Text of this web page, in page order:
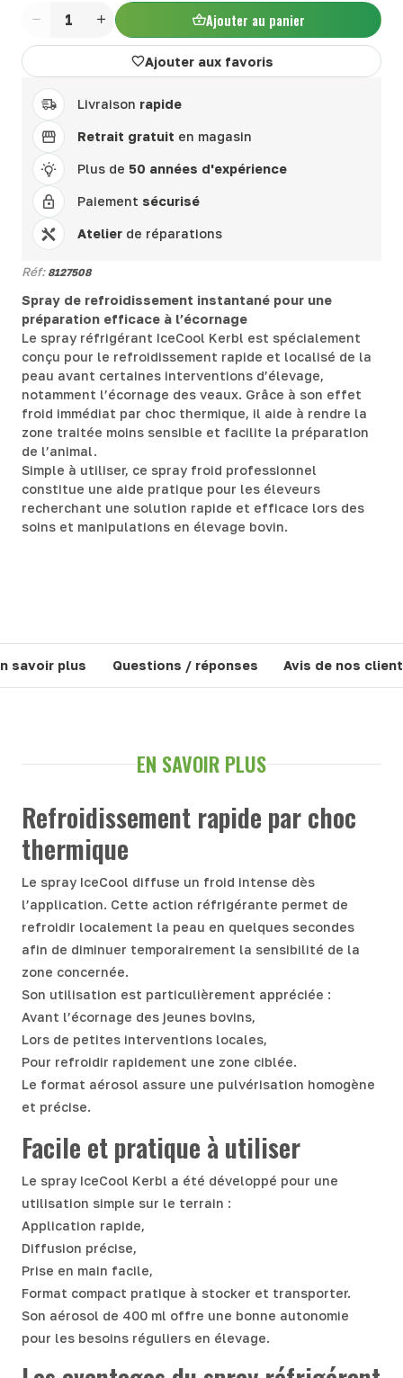
Quantité Ajouter au panier
Ajouter aux favoris
Livraison rapide
Retrait gratuit en magasin
Plus de 50 années d'expérience
Paiement sécurisé
Atelier de réparations
Réf: 8127508
Spray de refroidissement instantané pour une
préparation efficace à l’écornage
Le spray réfrigérant IceCool Kerbl est spécialement
conçu pour le refroidissement rapide et localisé de la
peau avant certaines interventions d’élevage,
notamment l’écornage des veaux. Grâce à son effet
froid immédiat par choc thermique, il aide à rendre la
zone traitée moins sensible et facilite la préparation
de l’animal.
Simple à utiliser, ce spray froid professionnel
constitue une aide pratique pour les éleveurs
recherchant une solution rapide et efficace lors des
soins et manipulations en élevage bovin.
savoir plus Questions / réponses Avis de nos
EN SAVOIR PLUS
Refroidissement rapide par choc
thermique
Le spray IceCool diffuse un froid intense dès
l’application. Cette action réfrigérante permet de
refroidir localement la peau en quelques secondes
afin de diminuer temporairement la sensibilité de la
zone concernée.
Son utilisation est particulièrement appréciée :
Avant l’écornage des jeunes bovins,
Lors de petites interventions locales,
Pour refroidir rapidement une zone ciblée.
Le format aérosol assure une pulvérisation homogène
et précise.
Facile et pratique à utiliser
Le spray IceCool Kerbl a été développé pour une
utilisation simple sur le terrain :
Application rapide,
Diffusion précise,
Prise en main facile,
Format compact pratique à stocker et transporter.
Son aérosol de 400 ml offre une bonne autonomie
pour les besoins réguliers en élevage.